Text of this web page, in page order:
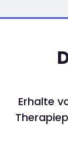
Erhalte